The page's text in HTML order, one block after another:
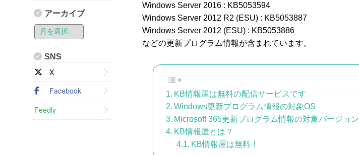
Windows Server 2016 : KB5053594
Windows Server 2012 R2 (ESU) : KB5053887
Windows Server 2012 (ESU) : KB5053886
などの更新プログラム情報が含まれています。
KB情報屋は無料の配信サービスです
Windows更新プログラム情報の対象OS
Microsoft 365更新プログラム情報の対象バージョン
KB情報屋とは？
KB情報屋は無料！
アーカイブ
SNS
X
Facebook
Feedly